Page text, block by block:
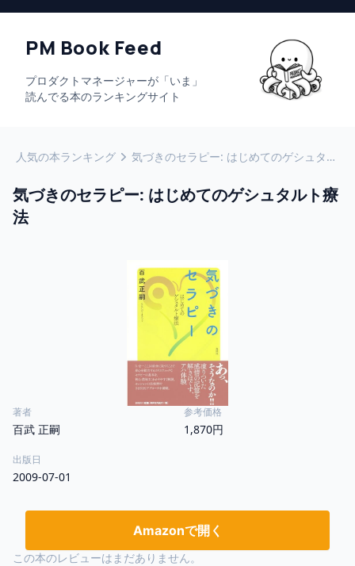
PM Book Feed
プロダクトマネージャーが「いま」
読んでる本のランキングサイト
人気の本ランキング 気づきのセラピー: はじめてのゲシュタルト療法
気づきのセラピー: はじめてのゲシュタルト療
法
著者
百武 正嗣
参考価格
1,870円
出版日
2009-07-01
Amazonで開く
この本のレビューはまだありません。